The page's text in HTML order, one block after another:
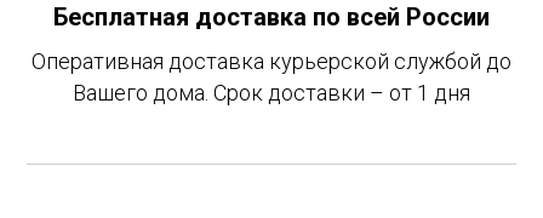
Бесплатная доставка по всей России
Оперативная доставка курьерской службой до
Вашего дома. Срок доставки – от 1 дня